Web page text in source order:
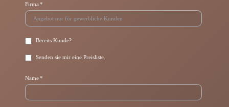
Pflichtfeld
Firma *
Bereits Kunde?
Senden sie mir eine Preisliste.
Pflichtfeld
Name*